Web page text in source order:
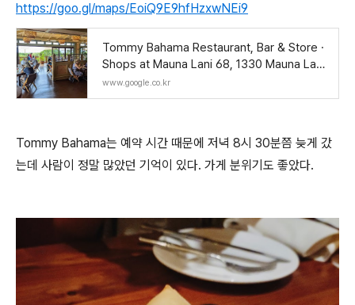
https://goo.gl/maps/EoiQ9E9hfHzxwNEi9
Tommy Bahama Restaurant, Bar & Store ·
Shops at Mauna Lani 68, 1330 Mauna Lani
Dr #102, Waimea, HI 96743 미국
www.google.co.kr
Tommy Bahama는 예약 시간 때문에 저녁 8시 30분쯤 늦게 갔
는데 사람이 정말 많았던 기억이 있다. 가게 분위기도 좋았다.